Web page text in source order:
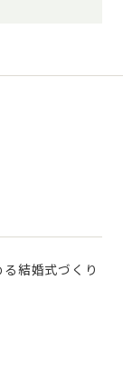
結婚式づくり